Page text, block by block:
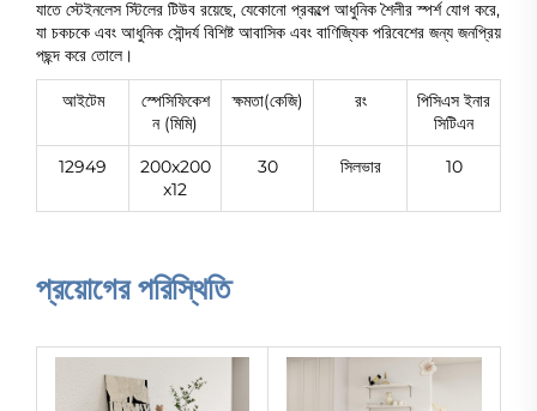
যাতে স্টেইনলেস স্টিলের টিউব রয়েছে, যেকোনো প্রকল্পে আধুনিক শৈলীর স্পর্শ যোগ করে,
যা চকচকে এবং আধুনিক সৌন্দর্য বিশিষ্ট আবাসিক এবং বাণিজ্যিক পরিবেশের জন্য জনপ্রিয়
পছন্দ করে তোলে।
আইটেম
স্পেসিফিকেশ
ন (মিমি)
ক্ষমতা(কেজি) রং
পিসিএস ইনার
সিটিএন
12949
200x200
x12
30 সিলভার 10
প্রয়োগের পরিস্থিতি